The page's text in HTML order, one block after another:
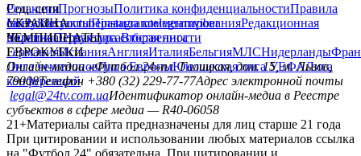
РедакцияПрогнозыПолитика конфиденциальностиПравила
сайтуКонтактыПравила комментированияРедакционная
политикаСтруктура собственности
Соц. сети
facebookxyoutubeinstagramtelegramviber
УКРАИНА
УкраинаПервая лигаВторая лига
ЧЕМПИОНАТЫ
ГерманияИспанияАнглияИталияБельгияМЛСНидерланды
ЕВРОКУБКИ
Лига чемпионовЛига ЕвропыЮношеская лига УЕФАЛига
конференций
Онлайн-медиа «Футбол 24»пл. Галицкая, дом. 15, м. Львов,
79008Телефон +380 (32) 229-77-77Адрес электронной почты
legal@24tv.com.uaИдентификатор онлайн-медиа в Реестре
субъектов в сфере медиа — R40-06058
21+Материалы сайта предназначены для лиц старше 21 года
При цитировании и использовании любых материалов ссылка